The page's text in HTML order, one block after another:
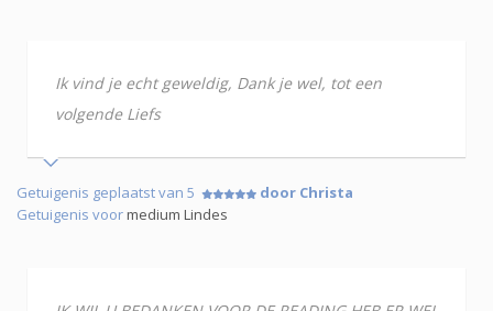
Ik vind je echt geweldig, Dank je wel, tot een
volgende Liefs
Getuigenis geplaatst van 5
door Christa
Getuigenis voormedium Lindes